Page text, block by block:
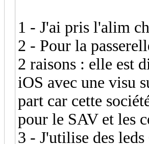
1 - J'ai pris l'alim
2 - Pour la
2 raisons : elle est
iOS avec une visu
part car cette
pour le SAV et les
3 - J'utilise des